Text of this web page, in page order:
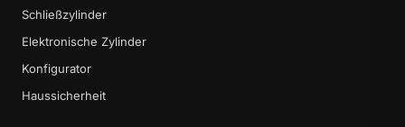
Schließzylinder
Elektronische Zylinder
Konfigurator
Haussicherheit